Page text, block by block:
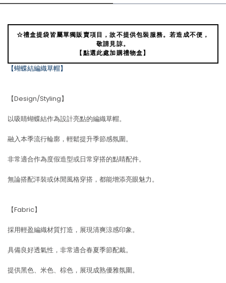
☆禮盒提袋皆屬單獨販賣項目，故不提供包裝服務。若造成不便，
敬請見諒。
【點選此處加購禮物盒】
【蝴蝶結編織草帽】
【Design/Styling】
以吸睛蝴蝶結作為設計亮點的編織草帽。
融入本季流行輪廓，輕鬆提升季節感氛圍。
非常適合作為度假造型或日常穿搭的點睛配件。
無論搭配洋裝或休閒風格穿搭，都能增添亮眼魅力。
【Fabric】
採用輕盈編織材質打造，展現清爽涼感印象。
具備良好透氣性，非常適合春夏季節配戴。
提供黑色、米色、棕色，展現成熟優雅氛圍。